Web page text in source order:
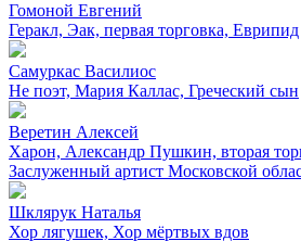
Гомоной Евгений
Геракл, Эак, первая торговка, Еврипид
Самуркас Василиос
Не поэт, Мария Каллас, Греческий сын
Веретин Алексей
Харон, Александр Пушкин, вторая
Заслуженный артист Московской
Шклярук Наталья
Хор лягушек, Хор мёртвых вдов